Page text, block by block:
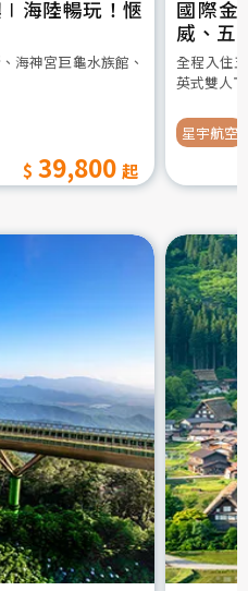
∣海陸暢玩！愜
海神宮巨龜水族館、
39,800
國際金
威、五
全程入住
英式雙人
星宇航空